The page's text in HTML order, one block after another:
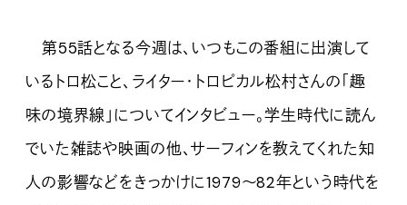
第55話となる今週は、いつもこの番組に出演して
いるトロ松こと、ライター・トロピカル松村さんの「趣
味の境界線」についてインタビュー。学生時代に読ん
でいた雑誌や映画の他、サーフィンを教えてくれた知
人の影響などをきっかけに1979〜82年という時代を